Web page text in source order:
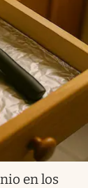
en los